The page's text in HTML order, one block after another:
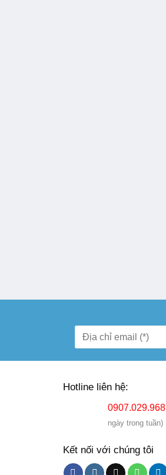
Hotline liên hệ:
0907.029.968
ngày trong tuần)
Kết nối với chúng tôi